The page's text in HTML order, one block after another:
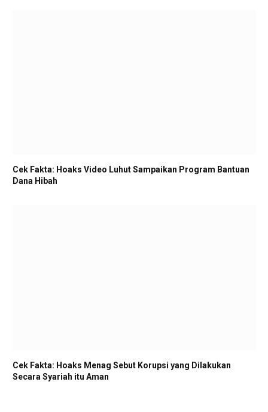
Cek Fakta: Hoaks Video Luhut Sampaikan Program Bantuan
Dana Hibah
Cek Fakta: Hoaks Menag Sebut Korupsi yang Dilakukan
Secara Syariah itu Aman